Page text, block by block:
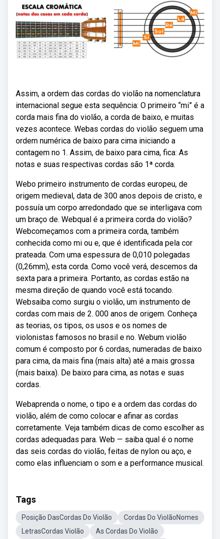
Assim, a ordem das cordas do violão na nomenclatura
internacional segue esta sequência: O primeiro “mi” é a
corda mais fina do violão, a corda de baixo, e muitas
vezes acontece. Webas cordas do violão seguem uma
ordem numérica de baixo para cima iniciando a
contagem no 1. Assim, de baixo para cima, fica: As
notas e suas respectivas cordas são 1ª corda.
Webo primeiro instrumento de cordas europeu, de
origem medieval, data de 300 anos depois de cristo, e
possuía um corpo arredondado que se interligava com
um braço de. Webqual é a primeira corda do violão?
Webcomeçamos com a primeira corda, também
conhecida como mi ou e, que é identificada pela cor
prateada. Com uma espessura de 0,010 polegadas
(0,26mm), esta corda. Como você verá, descemos da
sexta para a primeira. Portanto, as cordas estão na
mesma direção de quando você está tocando.
Websaiba como surgiu o violão, um instrumento de
cordas com mais de 2. 000 anos de origem. Conheça
as teorias, os tipos, os usos e os nomes de
violonistas famosos no brasil e no. Webum violão
comum é composto por 6 cordas, numeradas de baixo
para cima, da mais fina (mais alta) até a mais grossa
(mais baixa). De baixo para cima, as notas e suas
cordas.
Webaprenda o nome, o tipo e a ordem das cordas do
violão, além de como colocar e afinar as cordas
corretamente. Veja também dicas de como escolher as
cordas adequadas para. Web — saiba qual é o nome
das seis cordas do violão, feitas de nylon ou aço, e
como elas influenciam o som e a performance musical.
Tags
Posição DasCordas Do Violão
Cordas Do ViolãoNomes
LetrasCordas Violão
As Cordas Do Violão